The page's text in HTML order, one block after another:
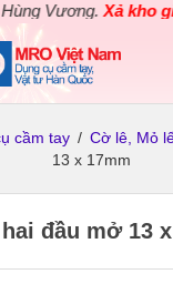
Vương.Xả kho giá
cầm tay / Cờ lê, Mỏ
13 x 17mm
đầu mở 13